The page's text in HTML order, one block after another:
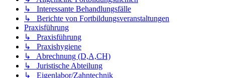
↳ Interessante Behandlungsfälle
↳ Berichte von Fortbildungsveranstaltungen
Praxisführung
↳ Praxisführung
↳ Praxishygiene
↳ Abrechnung (D,A,CH)
↳ Juristische Abteilung
↳ Eigenlabor/Zahntechnik